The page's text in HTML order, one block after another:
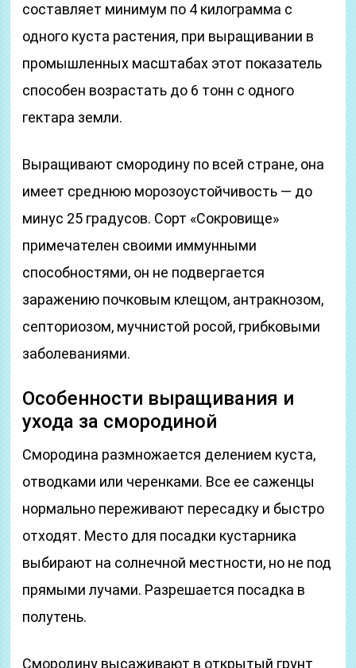
составляет минимум по 4 килограмма с
одного куста растения, при выращивании в
промышленных масштабах этот показатель
способен возрастать до 6 тонн с одного
гектара земли.
Выращивают смородину по всей стране, она
имеет среднюю морозоустойчивость — до
минус 25 градусов. Сорт «Сокровище»
примечателен своими иммунными
способностями, он не подвергается
заражению почковым клещом, антракнозом,
септориозом, мучнистой росой, грибковыми
заболеваниями.
Особенности выращивания и
ухода за смородиной
Смородина размножается делением куста,
отводками или черенками. Все ее саженцы
нормально переживают пересадку и быстро
отходят. Место для посадки кустарника
выбирают на солнечной местности, но не под
прямыми лучами. Разрешается посадка в
полутень.
Смородину высаживают в открытый грунт